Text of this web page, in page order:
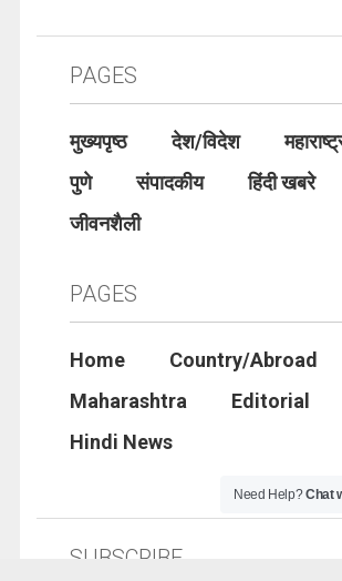
PAGES
मुख्यपृष्ठ देश/विदेश
पुणे
संपादकीय
हिंदी खबरे
जीवनशैली
PAGES
Home
Country/Abroad
Maharashtra
Editorial
Hindi News
SUBSCRIBE
Need Help?Chat